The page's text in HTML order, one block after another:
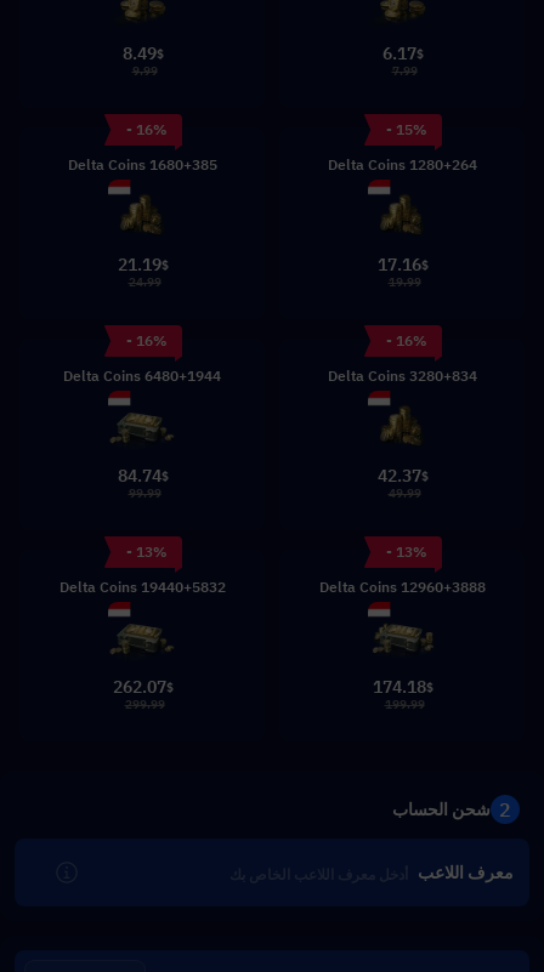
$
6.17
7.99
$
8.49
9.99
- 15%
1280+264 Delta Coins
$
17.16
19.99
- 16%
1680+385 Delta Coins
$
21.19
24.99
- 16%
3280+834 Delta Coins
$
42.37
49.99
- 16%
6480+1944 Delta Coins
$
84.74
99.99
- 13%
12960+3888 Delta Coins
$
174.18
199.99
- 13%
19440+5832 Delta Coins
$
262.07
299.99
2 شحن الحساب
معرف اللاعب